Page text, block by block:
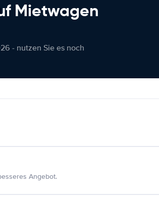
Mietwagen
- nutzen Sie es noch
Angebot.